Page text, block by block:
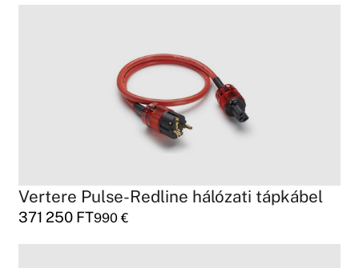
Vertere Pulse-Redline hálózati tápkábel
371 250 FT990€